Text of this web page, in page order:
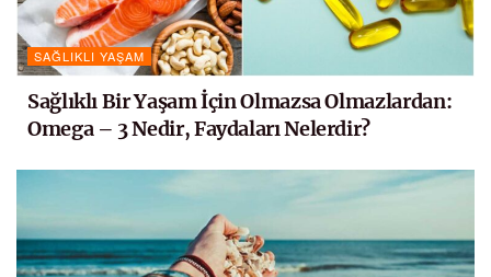
SAĞLIKLI YAŞAM
Sağlıklı Bir Yaşam İçin Olmazsa Olmazlardan:
Omega – 3 Nedir, Faydaları Nelerdir?